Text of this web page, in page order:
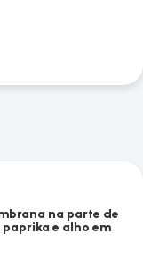
na parte de
e alho em